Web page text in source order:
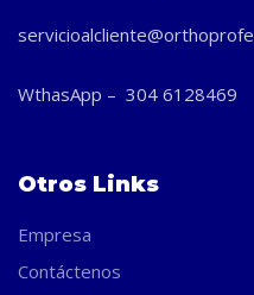
WthasApp – 304 6128469
Otros Links
Empresa
Contáctenos